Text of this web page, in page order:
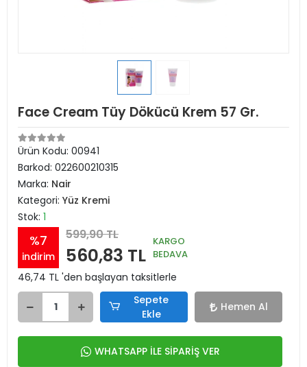
Face Cream Tüy Dökücü Krem 57 Gr.
Ürün Kodu: 00941
Barkod: 022600210315
Marka: Nair
Kategori: Yüz Kremi
Stok: 1
%7
indirim
599,90 TL
560,83 TL
KARGO
BEDAVA
46,74 TL 'den başlayan taksitlerle
Sepete
Ekle
Hemen Al
WHATSAPP İLE SİPARİŞ VER